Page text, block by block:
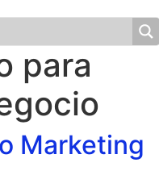
para
Marketing